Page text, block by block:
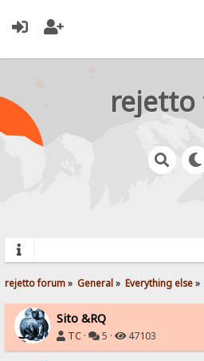
rejetto forum» General» Everything else»
Sito &RQ
TC · 5 · 47103